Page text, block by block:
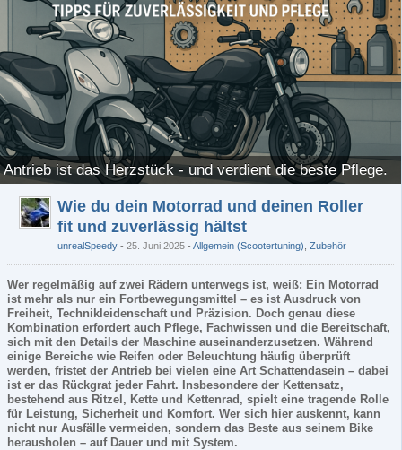
Antrieb ist das Herzstück - und verdient die beste Pflege.
Wie du dein Motorrad und deinen Roller
fit und zuverlässig hältst
unrealSpeedy 25. Juni 2025 - Allgemein (Scootertuning) Zubehör
Wer regelmäßig auf zwei Rädern unterwegs ist, weiß: Ein Motorrad
ist mehr als nur ein Fortbewegungsmittel – es ist Ausdruck von
Freiheit, Technikleidenschaft und Präzision. Doch genau diese
Kombination erfordert auch Pflege, Fachwissen und die Bereitschaft,
sich mit den Details der Maschine auseinanderzusetzen. Während
einige Bereiche wie Reifen oder Beleuchtung häufig überprüft
werden, fristet der Antrieb bei vielen eine Art Schattendasein – dabei
ist er das Rückgrat jeder Fahrt. Insbesondere der Kettensatz,
bestehend aus Ritzel, Kette und Kettenrad, spielt eine tragende Rolle
für Leistung, Sicherheit und Komfort. Wer sich hier auskennt, kann
nicht nur Ausfälle vermeiden, sondern das Beste aus seinem Bike
herausholen – auf Dauer und mit System.